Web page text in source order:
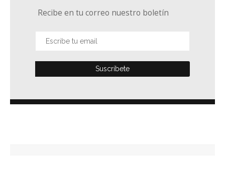
Recibe en tu correo nuestro boletín